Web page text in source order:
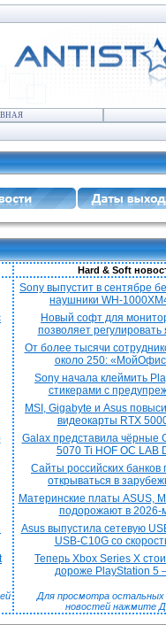
Hard & Soft
Sony выпустит в сентябре
наушники WH-
Новый софт для
позволяет регулировать
От более тысячи
около 250:
Sony начала клеймить
стикерами с
MSI, Gigabyte и Asus
видеокарты RTX
Galax представила чёрные
5070 Ti HOF OC LAB
Сайты российских банков
открываться в
Материнские платы ASUS,
подорожают в
Asus выпустила сетевую
USB-C10G со
Теперь Xbox Series X
дороже PlayStation 5
Для просмотра остальных
новостей нажмите